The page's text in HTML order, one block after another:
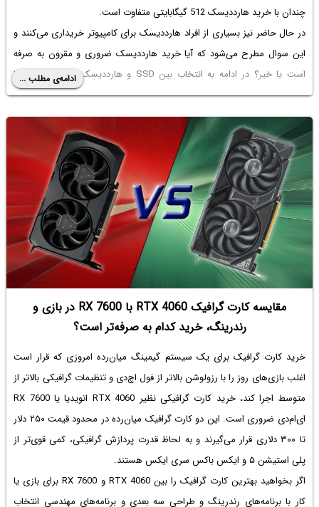
چندان با خرید هارددیسک 512 گیگابایتی متفاوت است.
در حال حاضر نیز بسیاری از افراد هارددیسک برای کامپیوتر خریداری می‌کنند و
این سوال مطرح می‌شود که آیا خرید هارددیسک ضروری و مقرون به صرفه
است یا خیر؟ در ادامه به انتخاب بین SSD و هارددیسک می‌پردازیم. با ما
باشید.
ادامه‌ی مطلب ...
مقایسه کارت گرافیک RTX 4060 با RX 7600 در بازی و
رندرینگ، خرید کدام به صرفه‌تر است؟
خرید کارت گرافیک برای یک سیستم گیمینگ میان‌رده امروزی که قرار است
اغلب بازی‌های روز را با رزولوشن بالاتر از فول اچ‌دی و تنظیمات گرافیکی بالاتر از
متوسط اجرا کند، خرید کارت گرافیکی نظیر RTX 4060 انویدیا یا RX 7600
ای‌ام‌دی ضروری است. این دو کارت گرافیک میان‌رده در محدود قیمت ۲۵۰ دلار
تا ۳۰۰ دلاری قرار می‌گیرند و به لحاظ قدرت پردازش گرافیکی، کمی قوی‌تر از
پلی استیشن ۵ و ایکس باکس سری ایکس هستند.
اگر بخواهید بهترین کارت گرافیک را بین RTX 4060 و RX 7600 برای بازی یا
کار با برنامه‌های رندرینگ و طراحی سه بعدی و برنامه‌های مهندسی انتخاب